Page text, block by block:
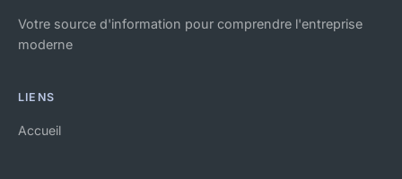
Votre source d'information pour comprendre l'entreprise
moderne
LIENS
Accueil